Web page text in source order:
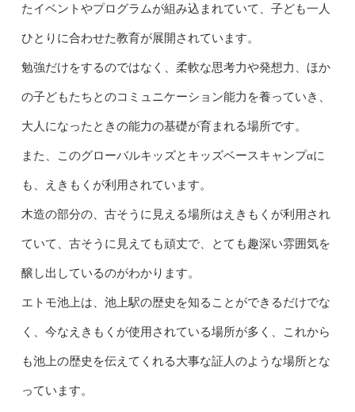
たイベントやプログラムが組み込まれていて、子ども一人
ひとりに合わせた教育が展開されています。
勉強だけをするのではなく、柔軟な思考力や発想力、ほか
の子どもたちとのコミュニケーション能力を養っていき、
大人になったときの能力の基礎が育まれる場所です。
また、このグローバルキッズとキッズベースキャンプαに
も、えきもくが利用されています。
木造の部分の、古そうに見える場所はえきもくが利用され
ていて、古そうに見えても頑丈で、とても趣深い雰囲気を
醸し出しているのがわかります。
エトモ池上は、池上駅の歴史を知ることができるだけでな
く、今なえきもくが使用されている場所が多く、これから
も池上の歴史を伝えてくれる大事な証人のような場所とな
っています。